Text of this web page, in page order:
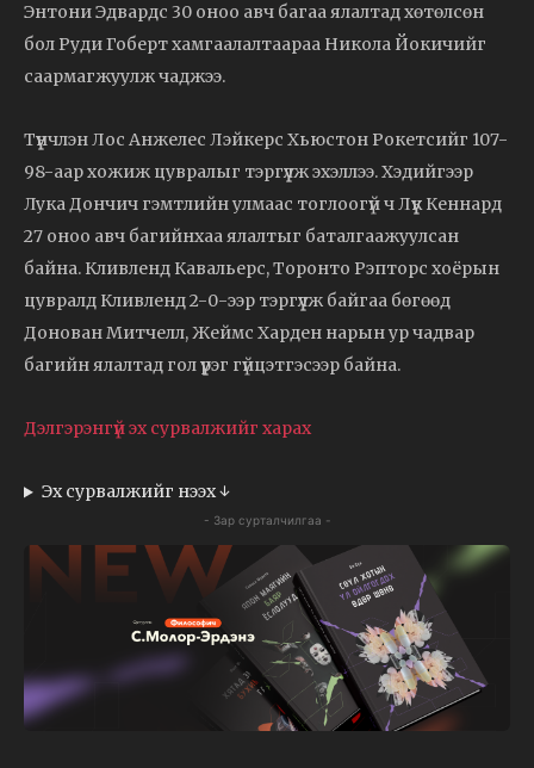
Энтони Эдвардс 30 оноо авч багаа ялалтад хөтөлсөн
бол Руди Гоберт хамгаалалтаараа Никола Йокичийг
саармагжуулж чаджээ.
Түүнчлэн Лос Анжелес Лэйкерс Хьюстон Рокетсийг 107-
98-аар хожиж цувралыг тэргүүлж эхэллээ. Хэдийгээр
Лука Дончич гэмтлийн улмаас тоглоогүй ч Лүүк Кеннард
27 оноо авч багийнхаа ялалтыг баталгаажуулсан
байна. Кливленд Кавальерс, Торонто Рэпторс хоёрын
цувралд Кливленд 2-0-ээр тэргүүлж байгаа бөгөөд
Донован Митчелл, Жеймс Харден нарын ур чадвар
багийн ялалтад гол үүрэг гүйцэтгэсээр байна.
Дэлгэрэнгүй эх сурвалжийг харах
Эх сурвалжийг нээх ↓
- Зар сурталчилгаа -